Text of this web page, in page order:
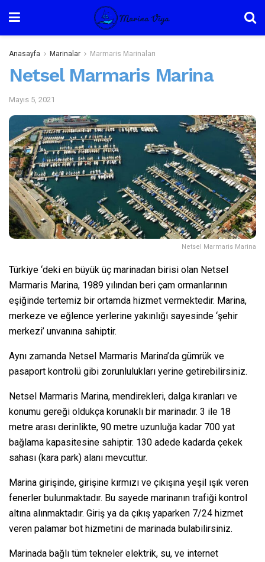
Anasayfa Marinalar Marmaris Marinaları
Netsel Marmaris Marina
Mayıs 5, 2021
Netsel Marmaris Marina
Türkiye ‘deki en büyük üç marinadan birisi olan Netsel
Marmaris Marina, 1989 yılından beri çam ormanlarının
eşiğinde tertemiz bir ortamda hizmet vermektedir. Marina,
merkeze ve eğlence yerlerine yakınlığı sayesinde ‘şehir
merkezi’ unvanına sahiptir.
Aynı zamanda Netsel Marmaris Marina’da gümrük ve
pasaport kontrolü gibi zorunlulukları yerine getirebilirsiniz.
Netsel Marmaris Marina, mendirekleri, dalga kıranları ve
konumu gereği oldukça korunaklı bir marinadır. 3 ile 18
metre arası derinlikte, 90 metre uzunluğa kadar 700 yat
bağlama kapasitesine sahiptir. 130 adede kadarda çekek
sahası (kara park) alanı mevcuttur.
Marina girişinde, girişine kırmızı ve çıkışına yeşil ışık veren
fenerler bulunmaktadır. Bu sayede marinanın trafiği kontrol
altına alınmaktadır. Giriş ya da çıkış yaparken 7/24 hizmet
veren palamar bot hizmetini de marinada bulabilirsiniz.
Marinada bağlı tüm tekneler elektrik, su, ve internet